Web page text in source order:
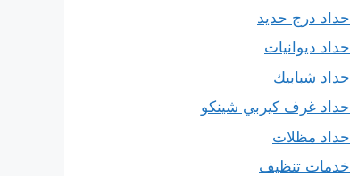
حداد درج حديد
حداد ديوانيات
حداد شبابيك
حداد غرف كيربي شينكو
حداد مظلات
خدمات تنظيف